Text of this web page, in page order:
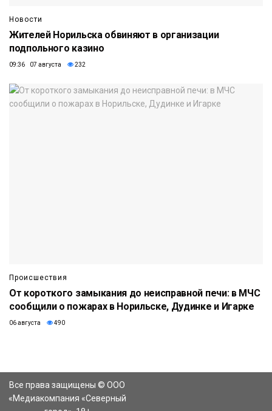
Новости
Жителей Норильска обвиняют в организации
подпольного казино
09:36 07 августа 232
Происшествия
От короткого замыкания до неисправной печи: в МЧС
сообщили о пожарах в Норильске, Дудинке и Игарке
06 августа 490
Все права защищены © ООО
«Медиакомпания «Северный